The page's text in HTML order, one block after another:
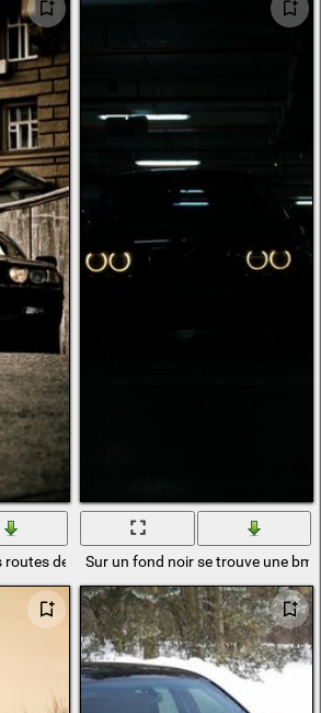
routes de la villeSur un fond noir se trouve une